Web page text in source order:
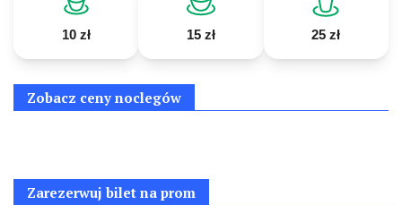
10 zł 15 zł 25 zł
Zobacz ceny noclegów
Zarezerwuj bilet na prom